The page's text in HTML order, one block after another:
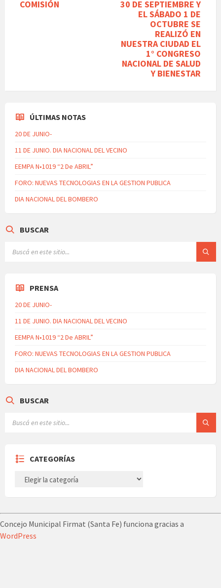
COMISIÓN
30 DE SEPTIEMBRE Y
EL SÁBADO 1 DE
OCTUBRE SE
REALIZÓ EN
NUESTRA CIUDAD EL
1° CONGRESO
NACIONAL DE SALUD
Y BIENESTAR
ÚLTIMAS NOTAS
20 DE JUNIO-
11 DE JUNIO. DIA NACIONAL DEL VECINO
EEMPA N•1019 “2 De ABRIL”
FORO: NUEVAS TECNOLOGIAS EN LA GESTION PUBLICA
DIA NACIONAL DEL BOMBERO
BUSCAR
PRENSA
20 DE JUNIO-
11 DE JUNIO. DIA NACIONAL DEL VECINO
EEMPA N•1019 “2 De ABRIL”
FORO: NUEVAS TECNOLOGIAS EN LA GESTION PUBLICA
DIA NACIONAL DEL BOMBERO
BUSCAR
CATEGORÍAS
Concejo Municipal Firmat (Santa Fe) funciona gracias a
WordPress